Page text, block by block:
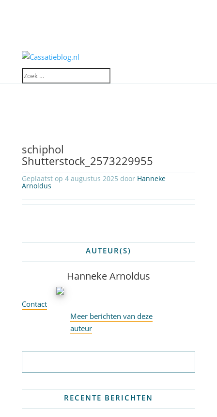
schiphol
Shutterstock_2573229955
Geplaatst op 4 augustus 2025 door Hanneke
Arnoldus
AUTEUR(S)
Hanneke Arnoldus
Contact
Meer berichten van deze
auteur
RECENTE BERICHTEN